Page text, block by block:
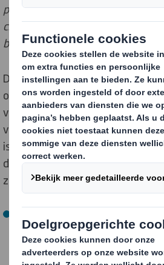
probleemplastics te vervangen,
chain te halen en innovatieve
bieden.”
De strategie omvat vier
onveranderde inzet om de CO₂-
verminderen ten opzichte van
voor de bossen en de
is. De belangrijkste onderdelen
duurzame groei bij DS Smith
zijn ambitieuze doelstellingen:
produceert DS Smith 100%
verpakkingen en is het doel
verpakkingen gerecycleerd of